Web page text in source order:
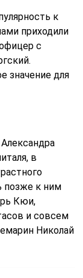
к
приходили
с
значение для
в
позже к ним
Кюи,
и совсем
Николай